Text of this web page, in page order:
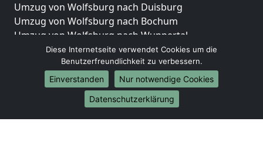
Umzug von Wolfsburg nach Duisburg
Umzug von Wolfsburg nach Bochum
Umzug von Wolfsburg nach Wuppertal
Umzug von Wolfsburg nach Bielefeld
Umzug von Wolfsburg nach Bonn
Umzug von Wolfsburg nach Münster
Internationale-Umzüge
Umzug von Wolfsburg nach Brasilien
Diese Internetseite verwendet Cookies um die
Benutzerfreundlichkeit zu verbessern.
Einverstanden
Nur notwendige Cookies
Datenschutzerklärung